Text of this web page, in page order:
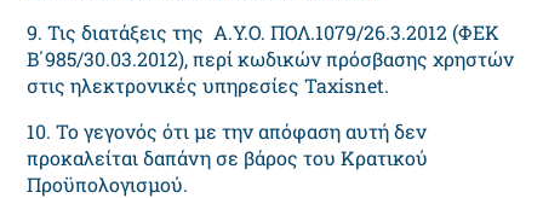
9. Τις διατάξεις της Α.Υ.Ο. ΠΟΛ.1079/26.3.2012 (ΦΕΚ
Β΄985/30.03.2012), περί κωδικών πρόσβασης χρηστών
στις ηλεκτρονικές υπηρεσίες Taxisnet.
10. Το γεγονός ότι με την απόφαση αυτή δεν
προκαλείται δαπάνη σε βάρος του Κρατικού
Προϋπολογισμού.